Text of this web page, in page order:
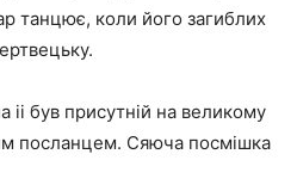
танцює, коли його загиблих
ii був присутній на великому
посланцем. Сяюча посмішка